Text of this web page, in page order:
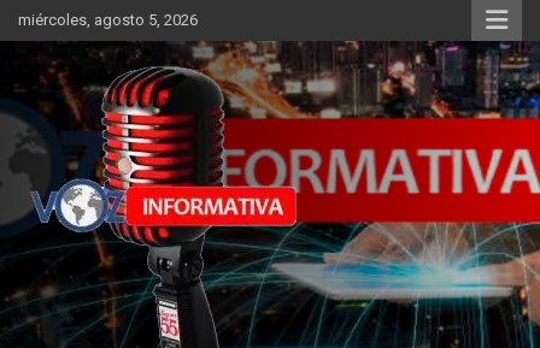
to
content
miércoles, agosto 5, 2026